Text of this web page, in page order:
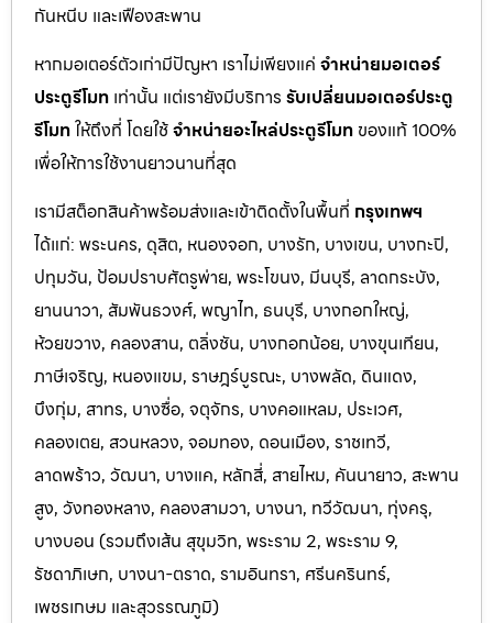
กันหนีบ และเฟืองสะพาน
หากมอเตอร์ตัวเก่ามีปัญหา เราไม่เพียงแค่ จำหน่ายมอเตอร์
ประตูรีโมท เท่านั้น แต่เรายังมีบริการ รับเปลี่ยนมอเตอร์ประตู
รีโมทให้ถึงที่ โดยใช้จำหน่ายอะไหล่ประตูรีโมท ของแท้ 100%
เพื่อให้การใช้งานยาวนานที่สุด
เรามีสต็อกสินค้าพร้อมส่งและเข้าติดตั้งในพื้นที่ กรุงเทพฯ
ได้แก่: พระนคร, ดุสิต, หนองจอก, บางรัก, บางเขน, บางกะปิ,
ปทุมวัน, ป้อมปราบศัตรูพ่าย, พระโขนง, มีนบุรี, ลาดกระบัง,
ยานนาวา, สัมพันธวงศ์, พญาไท, ธนบุรี, บางกอกใหญ่,
ห้วยขวาง, คลองสาน, ตลิ่งชัน, บางกอกน้อย, บางขุนเทียน,
ภาษีเจริญ, หนองแขม, ราษฎร์บูรณะ, บางพลัด, ดินแดง,
บึงกุ่ม, สาทร, บางซื่อ, จตุจักร, บางคอแหลม, ประเวศ,
คลองเตย, สวนหลวง, จอมทอง, ดอนเมือง, ราชเทวี,
ลาดพร้าว, วัฒนา, บางแค, หลักสี่, สายไหม, คันนายาว, สะพาน
สูง, วังทองหลาง, คลองสามวา, บางนา, ทวีวัฒนา, ทุ่งครุ,
บางบอน (รวมถึงเส้น สุขุมวิท, พระราม 2, พระราม 9,
รัชดาภิเษก, บางนา-ตราด, รามอินทรา, ศรีนครินทร์,
เพชรเกษม และสุวรรณภูมิ)